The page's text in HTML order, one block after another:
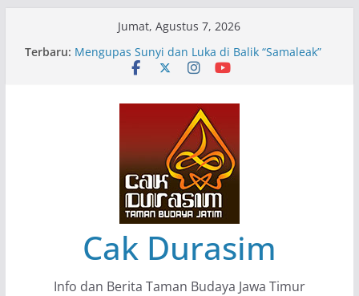
Jumat, Agustus 7, 2026
Terbaru: Pameran Lukisan Komunitas Patria Seni Rupa
Kota Blitar : Ketika “Bergerak” Menjadi Mantra
Mengupas Sunyi dan Luka di Balik “Samaleak”
Menjaga Marwah Seni dan Budaya: Catatan
Kunjungan Kerja Ir. Bambang Haryo Soekartono
(BHS) Anggota DPR RI ke Taman Budaya Jawa
Pameran Tunggal 35 Karya Agus Koecink
“Tumbang Tambang”, Ungkapan Kritis Tentang
Derita Pekerja Pertambangan
Cak Durasim
Info dan Berita Taman Budaya Jawa Timur